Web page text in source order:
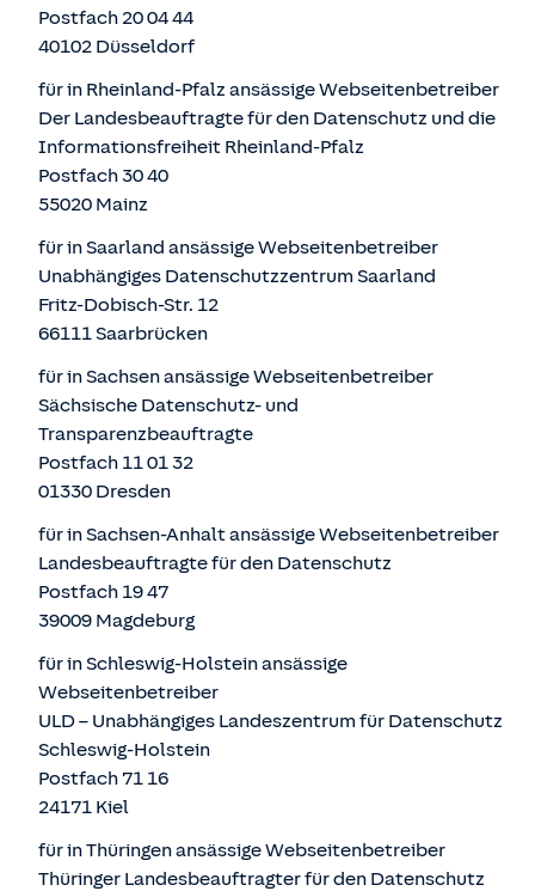
Postfach 20 04 44
40102 Düsseldorf
für in Rheinland-Pfalz ansässige Webseitenbetreiber
Der Landesbeauftragte für den Datenschutz und die
Informationsfreiheit Rheinland-Pfalz
Postfach 30 40
55020 Mainz
für in Saarland ansässige Webseitenbetreiber
Unabhängiges Datenschutzzentrum Saarland
Fritz-Dobisch-Str. 12
66111 Saarbrücken
für in Sachsen ansässige Webseitenbetreiber
Sächsische Datenschutz- und
Transparenzbeauftragte
Postfach 11 01 32
01330 Dresden
für in Sachsen-Anhalt ansässige Webseitenbetreiber
Landesbeauftragte für den Datenschutz
Postfach 19 47
39009 Magdeburg
für in Schleswig-Holstein ansässige
Webseitenbetreiber
ULD – Unabhängiges Landeszentrum für Datenschutz
Schleswig-Holstein
Postfach 71 16
24171 Kiel
für in Thüringen ansässige Webseitenbetreiber
Thüringer Landesbeauftragter für den Datenschutz